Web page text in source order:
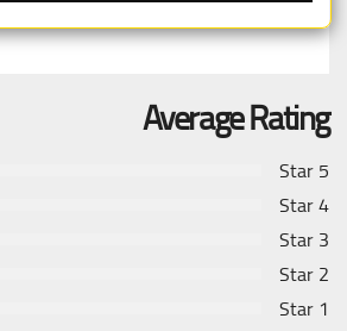
Average Rating
5 Star
4 Star
3 Star
2 Star
1 Star